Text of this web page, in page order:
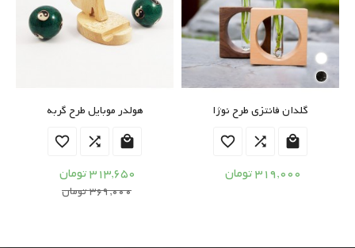
هولدر موبایل طرح گربه



313,650 تومان
369,000 تومان
گلدان فانتزی طرح نوژا



319,000 تومان